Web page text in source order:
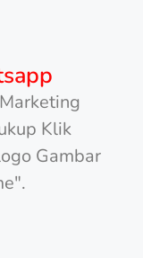
Klik
Gambar